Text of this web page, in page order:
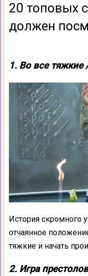
20 топовых
должен
1. Во все
История скромного
отчаянное
тяжкие и начать
2. Игра